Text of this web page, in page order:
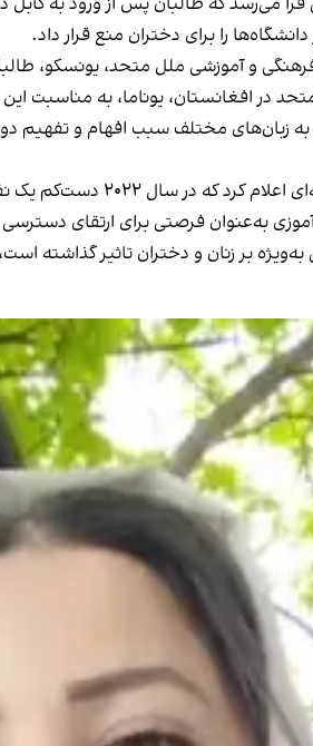
را برای دختران منع قرار داد.
متحد، یونسکو، طالبان ۲.۵ میلیون دختر را از آموزش محروم کرده
در افغانستان، یوناما، به
زبان‌های مختلف سبب افهام و تفهیم
هر بزرگسال «۷۵۴ میلیون نفر» از سواد بی‌بهره بوده‌اند.
به‌عنوان فرصتی برای ارتقای
به‌ویژه بر زنان و دختران تاثیر